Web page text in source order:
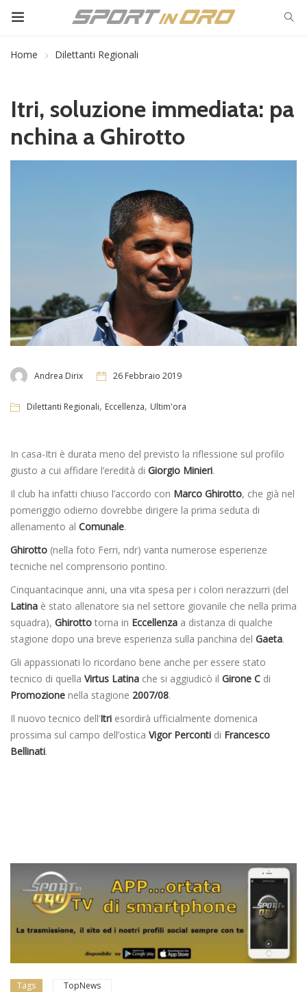
Home Dilettanti Regionali
Itri, soluzione immediata: pa
nchina a Ghirotto
Andrea Dirix 26 Febbraio 2019
Dilettanti Regionali, Eccellenza, Ultim'ora
In casa-Itri è durata meno del previsto la riflessione sul profilo
giusto a cui affidare l’eredità di Giorgio Minieri.
Il club ha infatti chiuso l’accordo con Marco Ghirotto, che già nel
pomeriggio odierno dovrebbe dirigere la prima seduta di
allenamento al Comunale.
Ghirotto (nella foto Ferri, ndr) vanta numerose esperienze
tecniche nel comprensorio pontino.
Cinquantacinque anni, una vita spesa per i colori nerazzurri (del
Latina è stato allenatore sia nel settore giovanile che nella prima
squadra), Ghirotto torna in Eccellenza a distanza di qualche
stagione dopo una breve esperienza sulla panchina del Gaeta.
Gli appassionati lo ricordano bene anche per essere stato
tecnico di quella Virtus Latina che si aggiudicò il Girone C di
Promozione nella stagione 2007/08.
Il nuovo tecnico dell’Itri esordirà ufficialmente domenica
prossima sul campo dell’ostica Vigor Perconti di Francesco
Bellinati.
Tags TopNews